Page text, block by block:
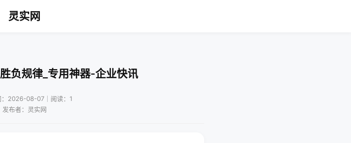
灵实网
负规律_专用神器-企业快讯
：2026-08-07｜阅读：1
发布者：灵实网